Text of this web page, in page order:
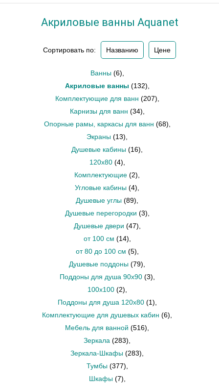
Акриловые ванны Aquanet
Сортировать по: Названию Цене
Ванны (6)
Акриловые ванны (132)
Комплектующие для ванн (207)
Карнизы для ванн (34)
Опорные рамы, каркасы для ванн (68)
Экраны (13)
Душевые кабины (16)
120х80 (4)
Комплектующие (2)
Угловые кабины (4)
Душевые углы (89)
Душевые перегородки (3)
Душевые двери (47)
от 100 см (14)
от 80 до 100 см (5)
Душевые поддоны (79)
Поддоны для душа 90х90 (3)
100x100 (2)
Поддоны для душа 120х80 (1)
Комплектующие для душевых кабин (6)
Мебель для ванной (516)
Зеркала (283)
Зеркала-Шкафы (283)
Тумбы (377)
Шкафы (7)